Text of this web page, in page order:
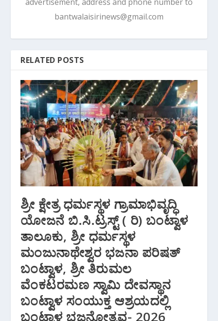
bantwalaisirinews@gmail.com
RELATED POSTS
ಶ್ರೀ ಕ್ಷೇತ್ರ ಧರ್ಮಸ್ಥಳ ಗ್ರಾಮಾಭಿವೃದ್ಧಿ
ಯೋಜನೆ ಬಿ.ಸಿ.ಟ್ರಸ್ಟ್ ( ರಿ) ಬಂಟ್ವಾಳ
ತಾಲೂಕು, ಶ್ರೀ ಧರ್ಮಸ್ಥಳ
ಮಂಜುನಾಥೇಶ್ವರ ಭಜನಾ ಪರಿಷತ್
ಬಂಟ್ವಾಳ, ಶ್ರೀ ತಿರುಮಲ
ವೆಂಕಟರಮಣ ಸ್ವಾಮಿ ದೇವಸ್ಥಾನ
ಬಂಟ್ವಾಳ ಸಂಯುಕ್ತ ಆಶ್ರಯದಲ್ಲಿ
ಬಂಟ್ವಾಳ ಭಜನೋತ್ಸವ- 2026